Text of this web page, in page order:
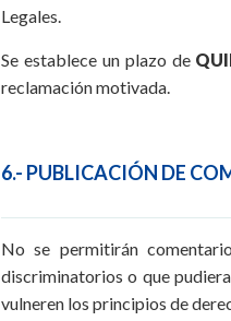
Legales.
Se establece un plazo de
reclamación motivada.
6.- PUBLICACIÓN DE
No se permitirán
discriminatorios o que
vulneren los principios de